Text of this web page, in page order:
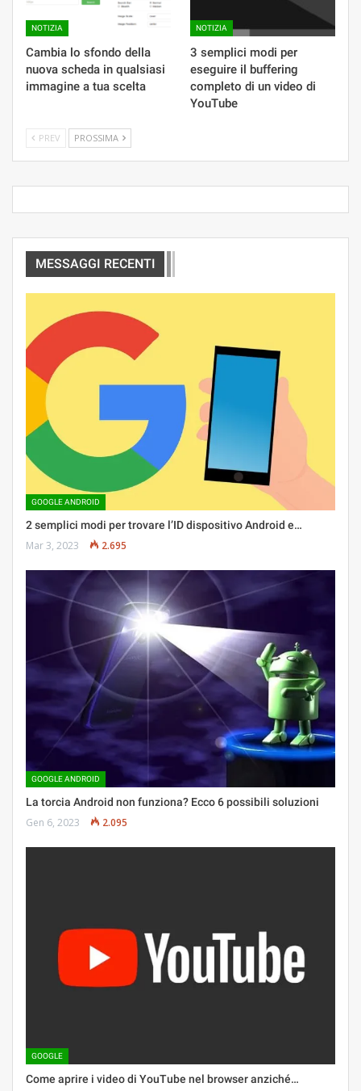
NOTIZIA
Cambia lo sfondo della
nuova scheda in qualsiasi
immagine a tua scelta
NOTIZIA
3 semplici modi per
eseguire il buffering
completo di un video di
YouTube
PREV PROSSIMA
MESSAGGI RECENTI
GOOGLE ANDROID
2 semplici modi per trovare l’ID dispositivo Android e…
Mar 3, 2023 2.695
GOOGLE ANDROID
La torcia Android non funziona? Ecco 6 possibili soluzioni
Gen 6, 2023 2.095
GOOGLE
Come aprire i video di YouTube nel browser anziché…